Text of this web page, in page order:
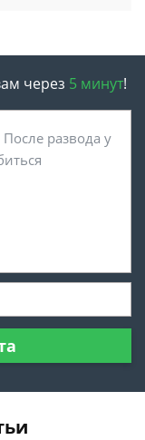
через 5 минут!